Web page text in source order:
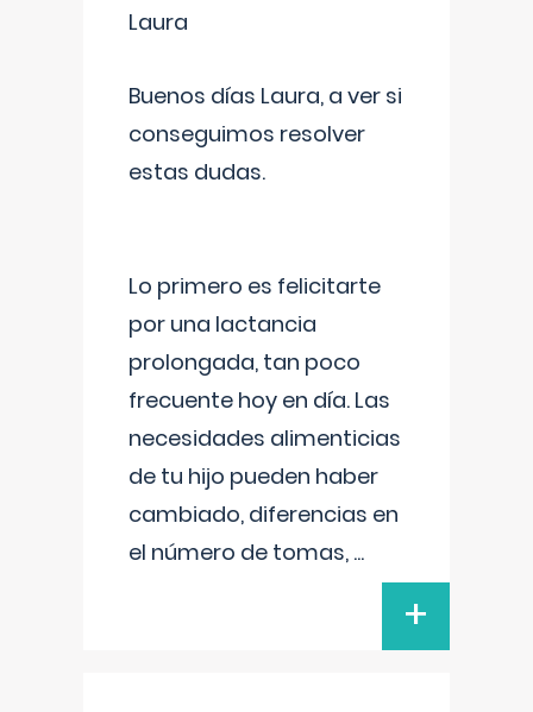
Laura
Buenos días Laura, a ver si
conseguimos resolver
estas dudas.
Lo primero es felicitarte
por una lactancia
prolongada, tan poco
frecuente hoy en día. Las
necesidades alimenticias
de tu hijo pueden haber
cambiado, diferencias en
el número de tomas, ...
+